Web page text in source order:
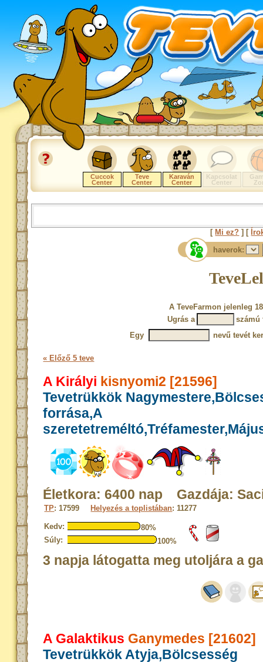
Cuccok
Center
Teve
Center
Karaván
Center
Kapcsolat
Center
[ Mi ez? ] [
haverok:
A TeveFarmon jelenleg
Ugrás a
számú
Egy
nevű tevét
« Előző 5 teve
A Királyi kisnyomi2 [21596]
Tevetrükkök
forrása,A
Életkora: 6400 nap Gazdája:
TP: 17599 Helyezés a toplistában: 11277
Kedv:
80%
Súly:
100%
3 napja látogatta meg utoljára a
A Galaktikus Ganymedes [21602]
Tevetrükkök Atyja,Bölcsesség